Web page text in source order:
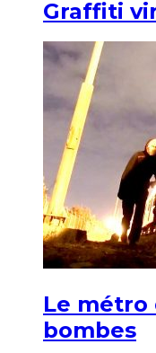
Graffiti
Le métro
bombes